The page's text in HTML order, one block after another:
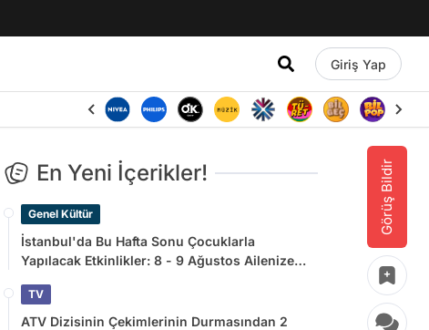
Giriş Yap
Görüş Bildir
En Yeni İçerikler!
Genel Kültür
İstanbul'da Bu Hafta Sonu Çocuklarla
Yapılacak Etkinlikler: 8 - 9 Ağustos Ailenize
TV
ATV Dizisinin Çekimlerinin Durmasından 2